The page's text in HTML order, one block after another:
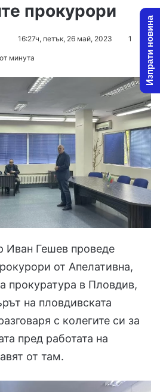
прокурори
Send16:27ч, петък, 26 май, 2023 1
минута
Иван Гешев проведе
от Апелативна,
прокуратура в Пловдив,
на пловдивската
с колегите си за
пред работата на
от там.
Изпрати новина